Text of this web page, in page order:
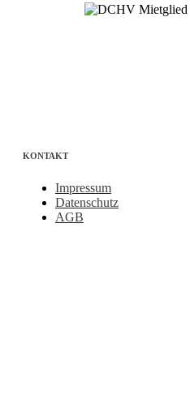
KONTAKT
Impressum
Datenschutz
AGB